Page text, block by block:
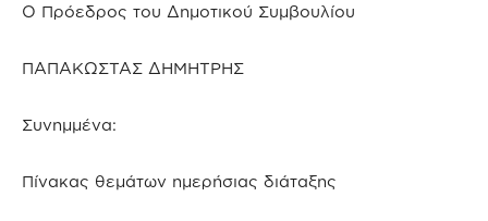
Ο Πρόεδρος του Δημοτικού Συμβουλίου
ΠΑΠΑΚΩΣΤΑΣ ΔΗΜΗΤΡΗΣ
Συνημμένα:
Πίνακας θεμάτων ημερήσιας διάταξης